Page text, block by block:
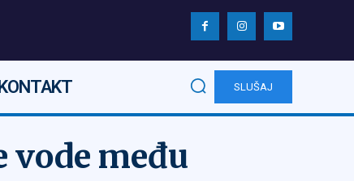
SLUŠAJ
vode među